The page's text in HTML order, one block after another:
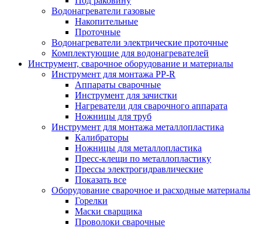
Водонагреватели газовые
Накопительные
Проточные
Водонагреватели электрические проточные
Комплектующие для водонагревателей
Инструмент, сварочное оборудование и материалы
Инструмент для монтажа PP-R
Аппараты сварочные
Инструмент для зачистки
Нагреватели для сварочного аппарата
Ножницы для труб
Инструмент для монтажа металлопластика
Калибраторы
Ножницы для металлопластика
Пресс-клещи по металлопластику
Прессы электрогидравлические
Показать все
Оборудование сварочное и расходные материалы
Горелки
Маски сварщика
Проволоки сварочные